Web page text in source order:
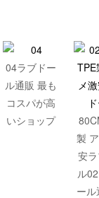
04ラブドー
ル通販 最も
コスパが高
いショップ
製
安
ル
ール